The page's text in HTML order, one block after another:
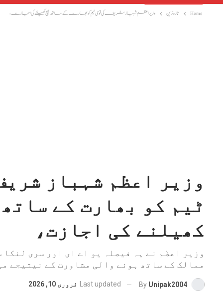
Home تازہ ترین وزیر اعظم شہباز شریف کی قومی ٹیم کو بھارت کے ساتھ میچ کھیلنے کی اجازت،
وزیر اعظم شہباز
ٹیم کو بھارت کے
کھیلنے کی اجازت،
وزیر اعظم نے ہہ فیصلہ یو اے ای اور سری
ممالک کے ساتھ ہونے والی مشاورت کے نیتیجے
By Unipak2004
Last updated فروری 10, 2026